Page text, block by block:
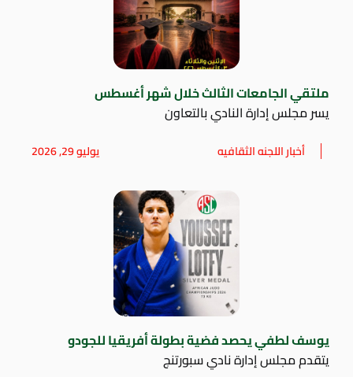
ملتقي الجامعات الثالث خلال شهر أغسطس
يسر مجلس إدارة النادي بالتعاون
أخبار اللجنه الثقافيه يوليو 29, 2026
يوسف لطفي يحصد فضية بطولة أفريقيا للجودو
يتقدم مجلس إدارة نادي سبورتنج